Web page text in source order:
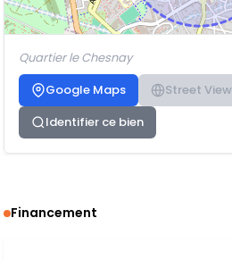
Quartier le Chesnay
Google Maps
Street View
Identifier ce bien
Financement